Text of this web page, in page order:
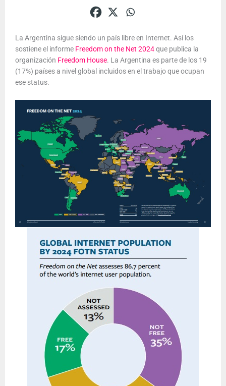
La Argentina sigue siendo un país libre en Internet. Así los
sostiene el informe Freedom on the Net 2024que publica la
organización Freedom House. La Argentina es parte de los 19
(17%) países a nivel global incluidos en el trabajo que ocupan
ese status.